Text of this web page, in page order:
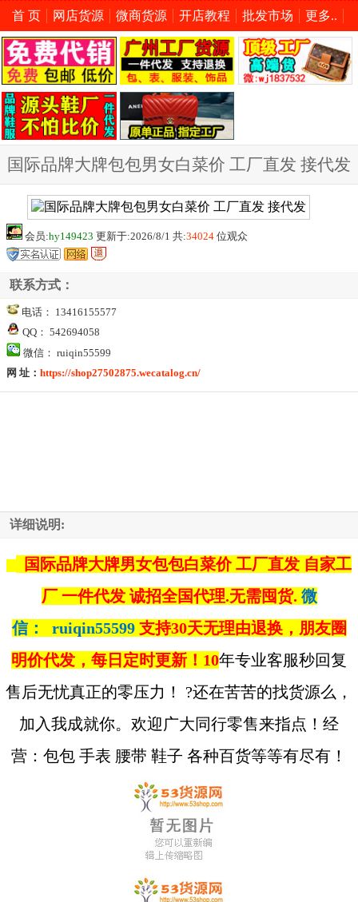
首 页 网店货源 微商货源 开店教程 批发市场 更多..
国际品牌大牌包包男女白菜价 工厂直发 接代发
会员:hy149423 更新于:2026/8/1 共:34024 位观众
联系方式：
电话： 13416155577
QQ： 542694058
微信： ruiqin55599
网 址： https://shop27502875.wecatalog.cn/
详细说明:
国际品牌大牌男女包包白菜价 工厂直发 自家工
厂 一件代发 诚招全国代理.无需囤货. 微
信：
ruiqin55599支持30天无理由退换，朋友圈
明价代发，每日定时更新！10年专业客服秒回复
售后无忧真正的零压力！ ?还在苦苦的找货源么，
加入我成就你。欢迎广大同行零售来指点！经
营：包包 手表 腰带 鞋子 各种百货等等有尽有！